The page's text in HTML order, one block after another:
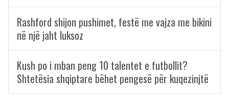
Rashford shijon pushimet, festë me vajza me bikini
në një jaht luksoz
Kush po i mban peng 10 talentet e futbollit?
Shtetësia shqiptare bëhet pengesë për kuqezinjtë